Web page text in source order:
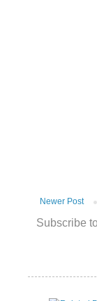
Newer Post
Subscribe